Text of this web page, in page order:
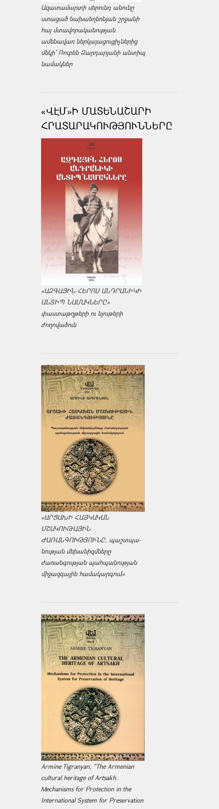
Ազատամարտի սերունդ անունը
ստացած նախաեղեռնյան շրջանի
հայ մտավորականության
ամենավառ ներկայացուցիչներից
մեկի՝ Ռուբեն Զարդարյանի անտիպ
նամակներ
«ՎԷՄ»Ի ՄԱՏԵՆԱՇԱՐԻ
ՀՐԱՏԱՐԱԿՈՒԹՅՈՒՆՆԵՐԸ
«ԱԶԳԱՅԻՆ ՀԵՐՈՍ ԱՆԴՐԱՆԻԿԻ
ԱՆՏԻՊ ՆԱՄԱԿՆԵՐԸ»
փաստաթղթերի ու նյութերի
ժողովածուն
«ԱՐՑԱԽԻ ՀԱՅԿԱԿԱՆ
ՄՇԱԿՈՒԹԱՅԻՆ
ԺԱՌԱՆԳՈՒԹՅՈՒՆԸ․ պաշտպա­
նության մեխանիզմները
ժառանգության պահպանության
միջազ­գային համակարգում»
Armine Tigranyan, "The Armenian
cultural heritage of Artsakh.
Mechanisms for Protection in the
International System for Preservation